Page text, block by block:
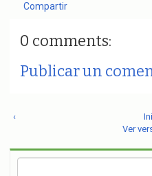
Compartir
0 comments:
Publicar un
‹
Ver